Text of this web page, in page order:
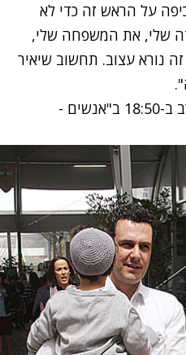
על הראש זה כדי לא
שלי, את המשפחה שלי,
נורא עצוב. תחשוב שיאיר
הכתבה המלאה תשודר הערב ב-18:50 ב"אנשים -